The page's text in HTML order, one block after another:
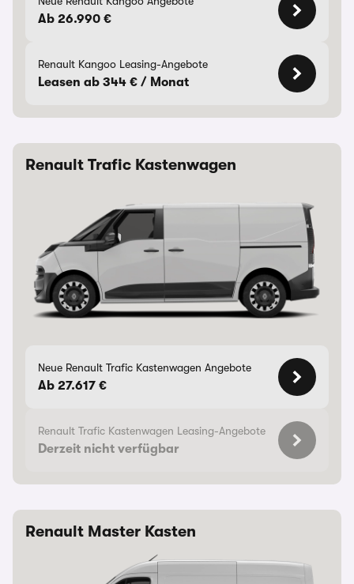
Ab 26.990 €
Renault Kangoo Leasing-Angebote
Leasen ab 344 € / Monat
Renault Trafic Kastenwagen
Neue Renault Trafic Kastenwagen Angebote
Ab 27.617 €
Renault Trafic Kastenwagen Leasing-Angebote
Derzeit nicht verfügbar
Renault Master Kasten